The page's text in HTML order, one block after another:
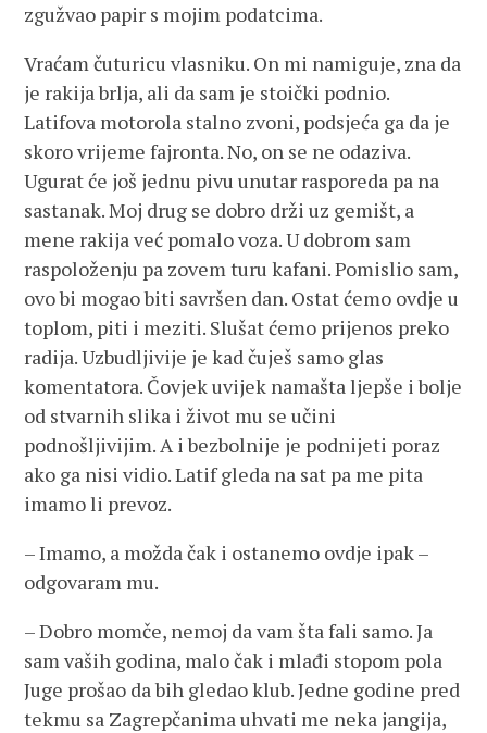
zgužvao papir s mojim podatcima.
Vraćam čuturicu vlasniku. On mi namiguje, zna da
je rakija brlja, ali da sam je stoički podnio.
Latifova motorola stalno zvoni, podsjeća ga da je
skoro vrijeme fajronta. No, on se ne odaziva.
Ugurat će još jednu pivu unutar rasporeda pa na
sastanak. Moj drug se dobro drži uz gemišt, a
mene rakija već pomalo voza. U dobrom sam
raspoloženju pa zovem turu kafani. Pomislio sam,
ovo bi mogao biti savršen dan. Ostat ćemo ovdje u
toplom, piti i meziti. Slušat ćemo prijenos preko
radija. Uzbudljivije je kad čuješ samo glas
komentatora. Čovjek uvijek namašta ljepše i bolje
od stvarnih slika i život mu se učini
podnošljivijim. A i bezbolnije je podnijeti poraz
ako ga nisi vidio. Latif gleda na sat pa me pita
imamo li prevoz.
– Imamo, a možda čak i ostanemo ovdje ipak –
odgovaram mu.
– Dobro momče, nemoj da vam šta fali samo. Ja
sam vaših godina, malo čak i mlađi stopom pola
Juge prošao da bih gledao klub. Jedne godine pred
tekmu sa Zagrepčanima uhvati me neka jangija,